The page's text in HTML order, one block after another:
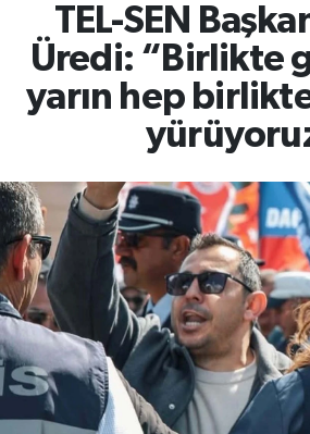
TEL-SEN
Üredi: “Birlikte
yarın hep
Dünya
Adliye Koridoru
Spor
Yaşam
Süper Lig Puan Durumu ve
Tüm Manşetler
Son Dakika Haberleri
Haber Arşivi